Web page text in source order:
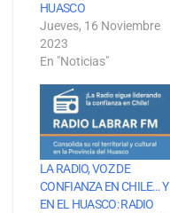
HUASCO
Jueves, 16 Noviembre
2023
En "Noticias"
LA RADIO, VOZ DE
CONFIANZA EN CHILE… Y
EN EL HUASCO: RADIO